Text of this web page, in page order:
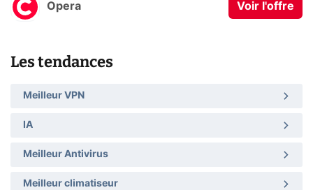
Opera Voir l'offre
Les tendances
Meilleur VPN
IA
Meilleur Antivirus
Meilleur climatiseur